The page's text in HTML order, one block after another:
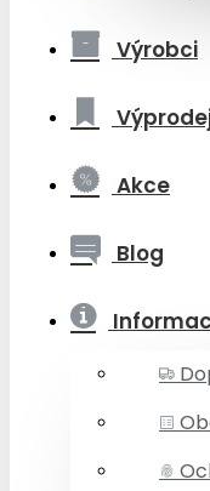
Výrobci
Akce
Blog